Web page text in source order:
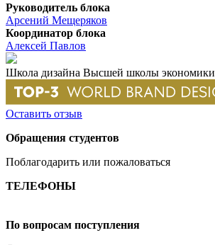
Руководитель блока
Арсений Мещеряков
Координатор блока
Алексей Павлов
Школа дизайна Высшей школы экономики
Оставить отзыв
Обращения студентов
Поблагодарить или пожаловаться
ТЕЛЕФОНЫ
По вопросам поступления